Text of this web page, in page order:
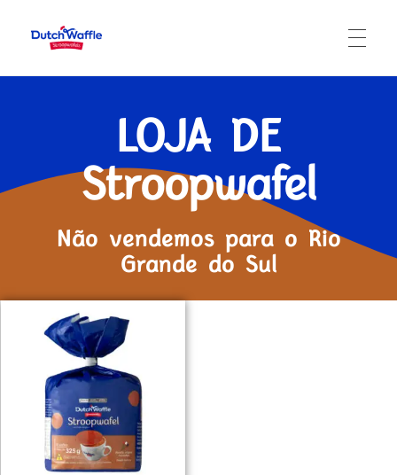
DutchWaffle
LOJA DE
Stroopwafel
Não vendemos para o Rio
Grande do Sul